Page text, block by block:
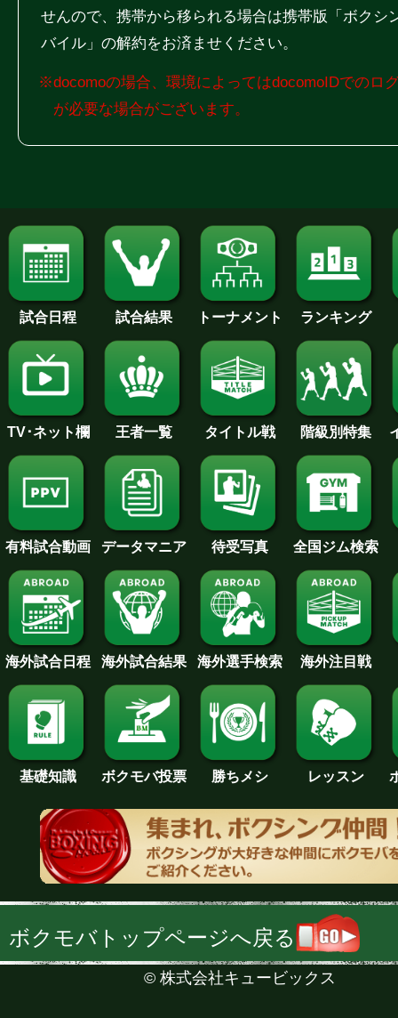
せんので、携帯から移られる場合は携帯版「ボクシ
バイル」の解約をお済ませください。
※docomoの場合、環境によってはdocomoIDでのロ
が必要な場合がございます。
試合日程 試合結果 トーナメント ランキング
TV･ネット欄 王者一覧 タイトル戦 階級別特集
有料試合動画 データマニア 待受写真 全国ジム検索
海外試合日程 海外試合結果 海外選手検索 海外注目戦
基礎知識 ボクモバ投票 勝ちメシ レッスン
ボクモバトップページへ戻る
© 株式会社キュービックス